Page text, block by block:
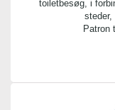
toiletbesøg, i
steder,
Patron